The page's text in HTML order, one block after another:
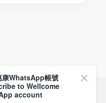
付款方式
康WhatsApp帳號
to Wellcome
account